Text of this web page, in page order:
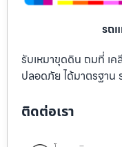
รถ
รับเหมาขุดดิน ถมที่ เ
ปลอดภัย ได้มาตรฐาน
ติดต่อเรา